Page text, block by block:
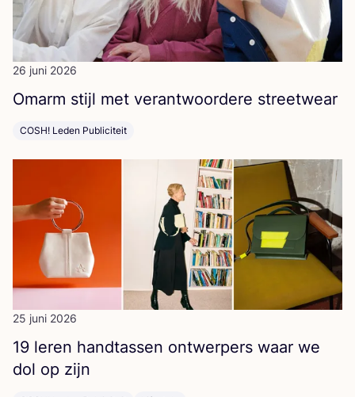
26 juni 2026
Omarm stijl met ver­ant­woor­de­re streetwear
COSH! Leden Publiciteit
25 juni 2026
19 leren hand­tas­sen ont­wer­pers waar we
dol op zijn